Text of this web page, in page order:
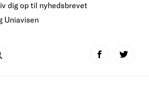
dig op til nyhedsbrevet
Uniavisen